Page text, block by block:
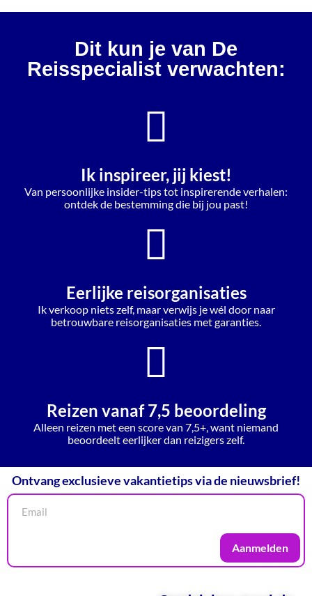
Dit kun je van De
Reisspecialist verwachten:
Ik inspireer, jij kiest!
Van persoonlijke insider-tips tot inspirerende verhalen:
ontdek de bestemming die bij jou past!
Eerlijke reisorganisaties
Ik verkoop niets zelf, maar verwijs je wél door naar
betrouwbare reisorganisaties met garanties.
Reizen vanaf 7,5 beoordeling
Alleen reizen met een score van 7,5+, want niemand
beoordeelt eerlijker dan reizigers zelf.
Ontvang exclusieve vakantietips via de nieuwsbrief!
Aanmelden